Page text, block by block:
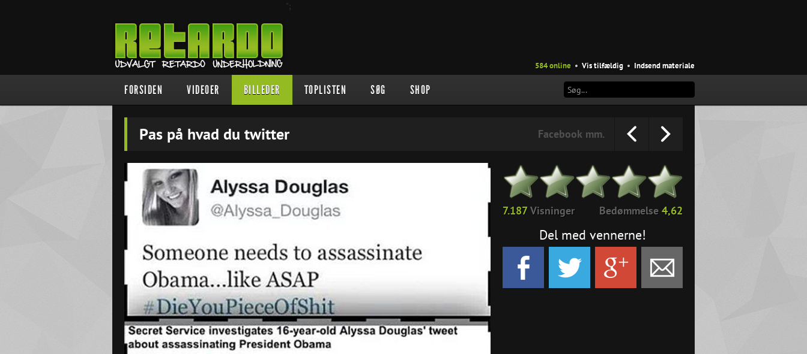
";
584 online • Vis tilfældig • Indsend materiale
FORSIDEN VIDEOER BILLEDER TOPLISTEN SØG SHOP
Pas på hvad du twitter Facebook mm.
7.187Visninger Bedømmelse 4,62
Del med vennerne!